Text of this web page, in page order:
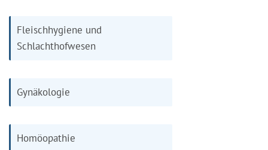
Fleischhygiene und
Schlachthofwesen
Gynäkologie
Homöopathie